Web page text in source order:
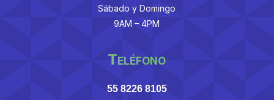
Sábado y Domingo
9AM – 4PM
Teléfono
55 8226 8105